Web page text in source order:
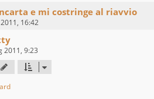
e mi costringe al riavvio
16:42
2011, 9:23